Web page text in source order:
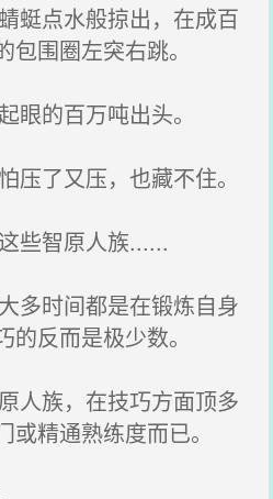
蜓点水般掠出，在成百
围圈左突右跳。
的百万吨出头。
了又压，也藏不住。
些智原人族......
多时间都是在锻炼自身
反而是极少数。
人族，在技巧方面顶多
精通熟练度而已。